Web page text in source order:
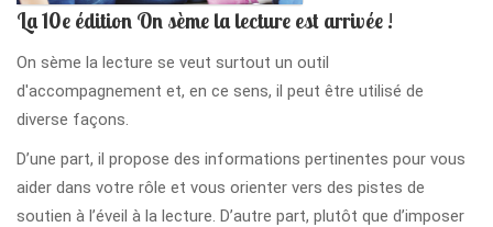
La 10e édition On sème la lecture est arrivée !
On sème la lecture se veut surtout un outil
d'accompagnement et, en ce sens, il peut être utilisé de
diverse façons.
D’une part, il propose des informations pertinentes pour vous
aider dans votre rôle et vous orienter vers des pistes de
soutien à l’éveil à la lecture. D’autre part, plutôt que d’imposer